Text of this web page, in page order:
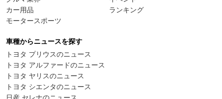
カー用品
モータースポーツ
ランキング
車種からニュースを探す
トヨタ プリウスのニュース
トヨタ アルファードのニュース
トヨタ ヤリスのニュース
トヨタ シエンタのニュース